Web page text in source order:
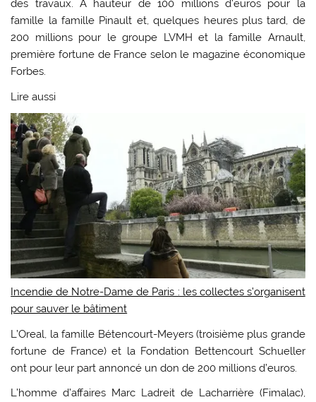
des travaux. A hauteur de 100 millions d’euros pour la
famille la famille Pinault et, quelques heures plus tard, de
200 millions pour le groupe LVMH et la famille Arnault,
première fortune de France selon le magazine économique
Forbes.
Lire aussi
Incendie de Notre-Dame de Paris : les collectes s’organisent
pour sauver le bâtiment
L’Oreal, la famille Bétencourt-Meyers (troisième plus grande
fortune de France) et la Fondation Bettencourt Schueller
ont pour leur part annoncé un don de 200 millions d’euros.
L’homme d’affaires Marc Ladreit de Lacharrière (Fimalac),